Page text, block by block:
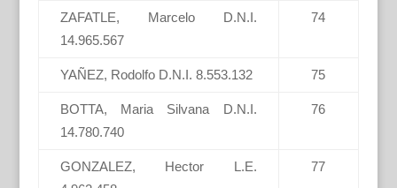
ZAFATLE, Marcelo D.N.I.
14.965.567
74
YAÑEZ, Rodolfo D.N.I. 8.553.132 75
BOTTA, Maria Silvana D.N.I.
14.780.740
76
GONZALEZ, Hector L.E.
77